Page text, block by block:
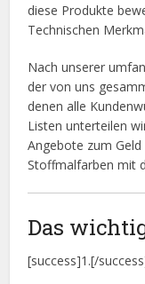
diese Produkte
Technischen
Nach unserer
der von uns
denen alle
Listen unterteilen
Angebote zum
Stoffmalfarben mit
Das
[success]1.[/